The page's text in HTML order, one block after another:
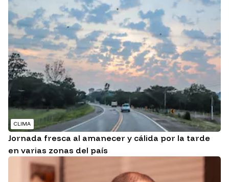
CLIMA
Jornada fresca al amanecer y cálida por la tarde
en varias zonas del país